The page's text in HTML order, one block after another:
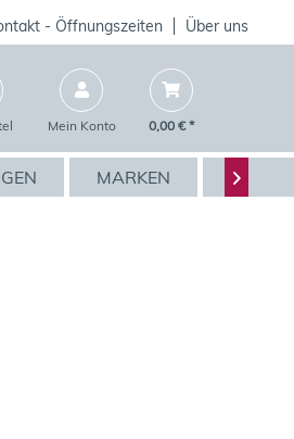
- Öffnungszeiten Über uns
Mein Konto 0,00 € *
MARKEN 